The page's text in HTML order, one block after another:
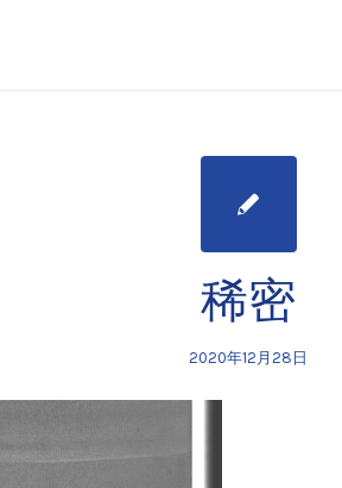
稀密
2020年12月28日